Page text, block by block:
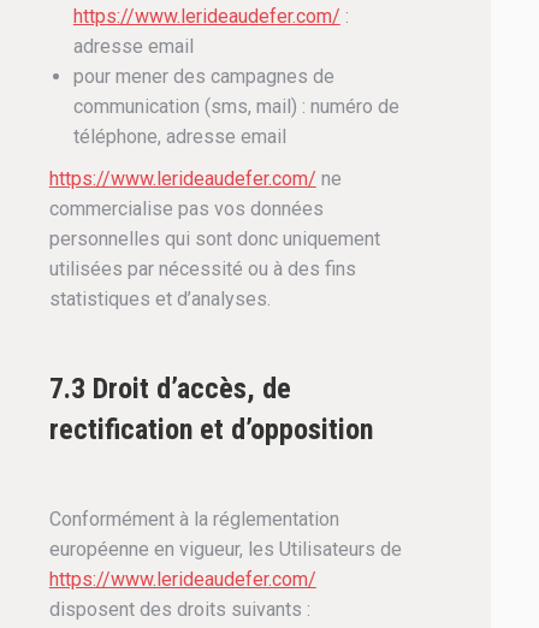
https://www.lerideaudefer.com/ :
adresse email
pour mener des campagnes de
communication (sms, mail) : numéro de
téléphone, adresse email
https://www.lerideaudefer.com/ ne
commercialise pas vos données
personnelles qui sont donc uniquement
utilisées par nécessité ou à des fins
statistiques et d’analyses.
7.3 Droit d’accès, de
rectification et d’opposition
Conformément à la réglementation
européenne en vigueur, les Utilisateurs de
https://www.lerideaudefer.com/
disposent des droits suivants :